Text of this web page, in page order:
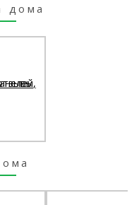
дома